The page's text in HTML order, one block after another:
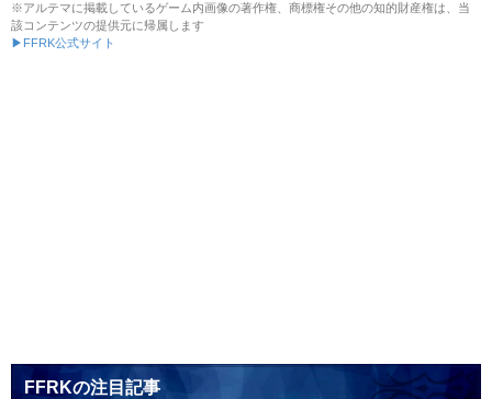
※アルテマに掲載しているゲーム内画像の著作権、商標権その他の知的財産権は、当
該コンテンツの提供元に帰属します
▶FFRK公式サイト
FFRKの注目記事